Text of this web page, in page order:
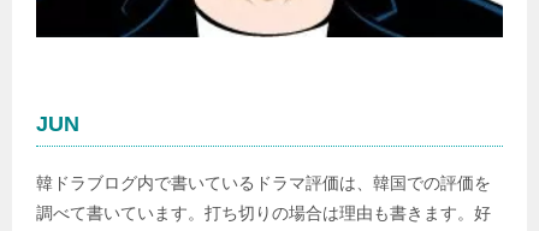
JUN
韓ドラブログ内で書いているドラマ評価は、韓国での評価を
調べて書いています。打ち切りの場合は理由も書きます。好